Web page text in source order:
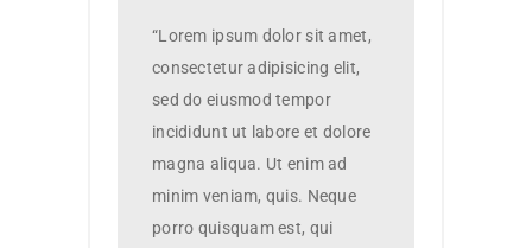
“Lorem ipsum dolor sit amet,
consectetur adipisicing elit,
sed do eiusmod tempor
incididunt ut labore et dolore
magna aliqua. Ut enim ad
minim veniam, quis. Neque
porro quisquam est, qui